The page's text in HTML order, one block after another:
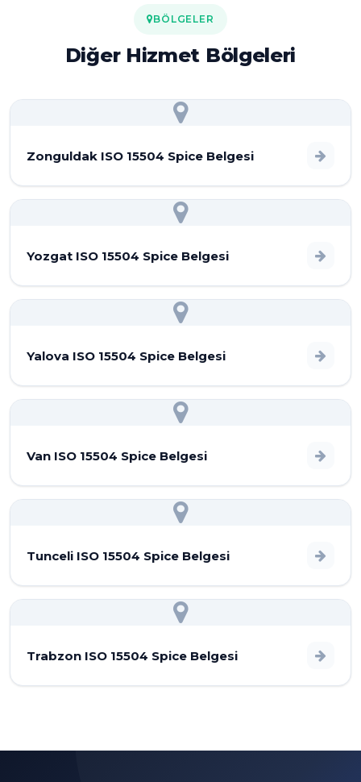
BÖLGELER
Diğer Hizmet Bölgeleri
Zonguldak ISO 15504 Spice Belgesi
Yozgat ISO 15504 Spice Belgesi
Yalova ISO 15504 Spice Belgesi
Van ISO 15504 Spice Belgesi
Tunceli ISO 15504 Spice Belgesi
Trabzon ISO 15504 Spice Belgesi